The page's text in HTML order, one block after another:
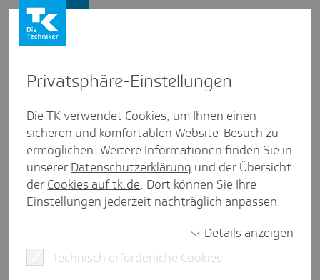
Zur Sache: Koor­di­nierte Notfall­
ver­sor­gung im Hamburger
Süden
Inter­view aus Hamburg
3 Minuten Lesezeit
Presse und Politik Digitalisierung in der Pflege
Privat­sphäre-Einstel­lungen
Die TK verwendet Cookies, um Ihnen einen
sicheren und komfortablen Website-Besuch zu
ermöglichen. Weitere Informationen finden Sie in
unserer Datenschutzerklärung und der Übersicht
der Cookies auf tk.de. Dort können Sie Ihre
Einstellungen jederzeit nachträglich anpassen.
Details anzeigen
Technisch erforderliche Cookies